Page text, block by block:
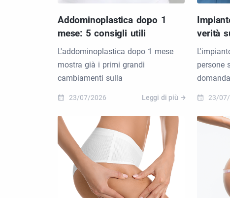
Addominoplastica dopo 1
mese: 5 consigli utili
L'addominoplastica dopo 1 mese
mostra già i primi grandi
cambiamenti sulla
23/07/2026 Leggi di più
verità
persone
23/